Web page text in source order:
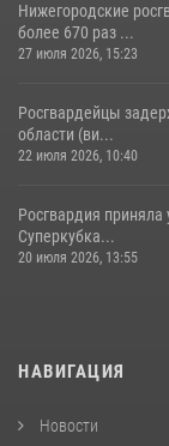
Нижегородские
более 670 раз ...
27 июля 2026, 15:23
Росгвардейцы
области (ви...
22 июля 2026, 10:40
Росгвардия приняла
Суперкубка...
20 июля 2026, 13:55
НАВИГАЦИЯ
Новости